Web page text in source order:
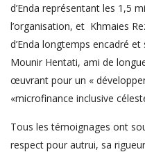
d’Enda représentant les 1,5
l’organisation, et Khmaies
d’Enda longtemps encadré
Mounir Hentati, ami de
œuvrant pour un «
«microfinance inclusive
Tous les témoignages ont
respect pour autrui, sa